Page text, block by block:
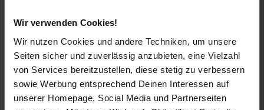
Wir verwenden Cookies!
Wir nutzen Cookies und andere Techniken, um unsere
Seiten sicher und zuverlässig anzubieten, eine Vielzahl
von Services bereitzustellen, diese stetig zu verbessern
sowie Werbung entsprechend Deinen Interessen auf
unserer Homepage, Social Media und Partnerseiten
Eu Verantwortliche Person Name oder Firma: Textiel
Trade B.V.
Eu Verantwortliche Person Ort: Steenbergen
Eu Verantwortliche Person PLZ: 4651ST
Eu Verantwortliche Person Straße: Mosquitostraat
geschlecht: unisex